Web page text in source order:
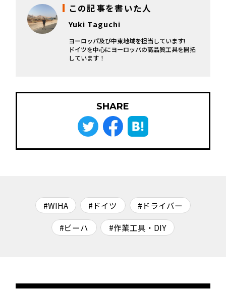
この記事を書いた人
Yuki Taguchi
ヨーロッパ及び中東地域を担当しています!
ドイツを中心にヨーロッパの高品質工具を開拓
しています！
SHARE
#WIHA #ドイツ
#ドライバー
#ビーハ
#作業工具・DIY